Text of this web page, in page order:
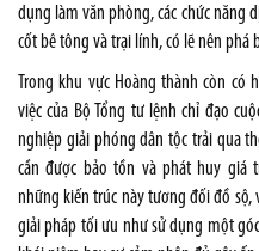
dụng làm văn phòng, các chức năng
cốt bê tông và trại lính, có lẽ nên phá
Trong khu vực Hoàng thành còn có
việc của Bộ Tổng tư lệnh chỉ đạo
nghiệp giải phóng dân tộc trải qua
cần được bảo tồn và phát huy giá
những kiến trúc này tương đối đồ sộ,
giải pháp tối ưu như sử dụng một